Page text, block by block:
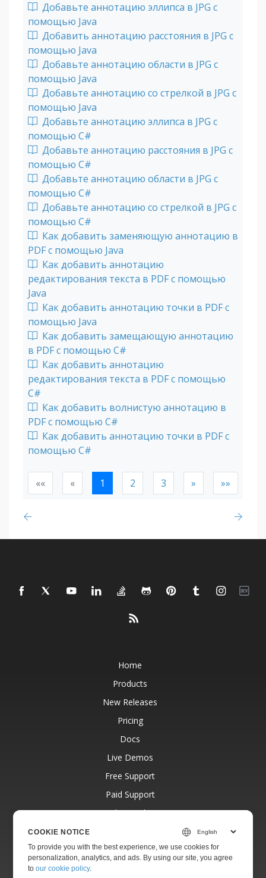
Добавьте аннотацию эллипса в JPG с
помощью Java
Добавить аннотацию расстояния в JPG с
помощью Java
Добавьте аннотацию области в JPG с
помощью Java
Добавьте аннотацию со стрелкой в JPG с
помощью Java
Добавьте аннотацию эллипса в JPG с
помощью C#
Добавьте аннотацию расстояния в JPG с
помощью C#
Добавьте аннотацию области в JPG с
помощью C#
Добавьте аннотацию со стрелкой в JPG с
помощью C#
Как добавить заменяющую аннотацию в
PDF с помощью Java
Как добавить аннотацию
редактирования текста в PDF с помощью
Java
Как добавить аннотацию точки в PDF с
помощью Java
Как добавить замещающую аннотацию
в PDF с помощью C#
Как добавить аннотацию
редактирования текста в PDF с помощью
C#
Как добавить волнистую аннотацию в
PDF с помощью C#
Как добавить аннотацию точки в PDF с
помощью C#
«« « 1 2 3 » »»
Home
Products
New Releases
Pricing
Docs
Live Demos
Free Support
Paid Support
Paid Consulting
Websites
COOKIE NOTICE
To provide you with the best experience, we use cookies for
personalization, analytics, and ads. By using our site, you agree
toour cookie policy.